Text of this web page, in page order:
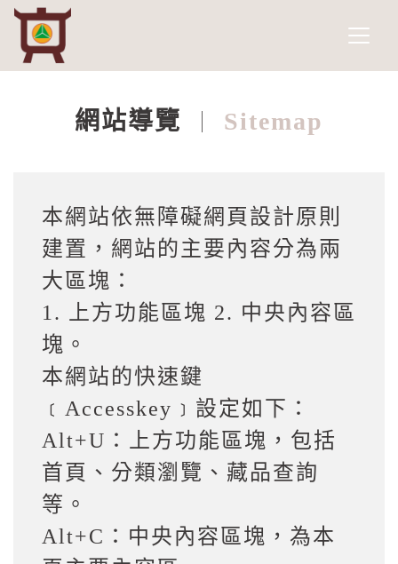
南投縣政府文化局
網頁導覽
網站導覽 Sitemap
:::
本網站依無障礙網頁設計原則
建置，網站的主要內容分為兩
大區塊：
1. 上方功能區塊 2. 中央內容區
塊。
本網站的快速鍵
﹝Accesskey﹞設定如下：
Alt+U：上方功能區塊，包括
首頁、分類瀏覽、藏品查詢
等。
Alt+C：中央內容區塊，為本